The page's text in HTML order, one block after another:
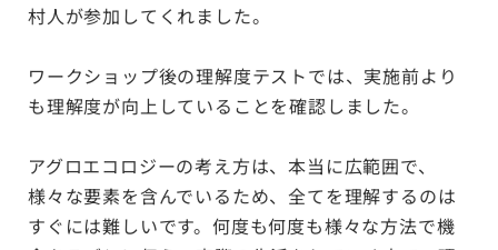
村人が参加してくれました。
ワークショップ後の理解度テストでは、実施前より
も理解度が向上していることを確認しました。
アグロエコロジーの考え方は、本当に広範囲で、
様々な要素を含んでいるため、全てを理解するのは
すぐには難しいです。何度も何度も様々な方法で機